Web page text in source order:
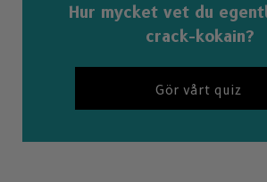
Hur mycket vet du
crack-kokain?
Gör vårt quiz